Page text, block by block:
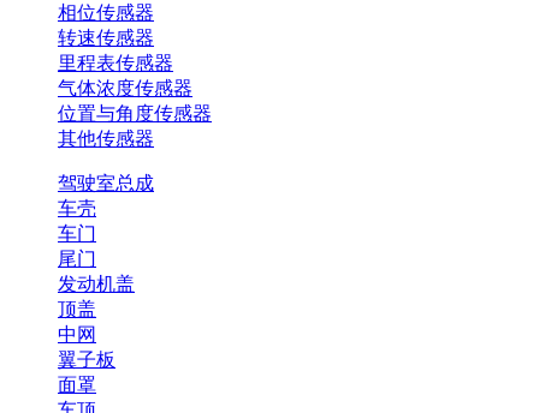
相位传感器
转速传感器
里程表传感器
气体浓度传感器
位置与角度传感器
其他传感器
驾驶室总成
车壳
车门
尾门
发动机盖
顶盖
中网
翼子板
面罩